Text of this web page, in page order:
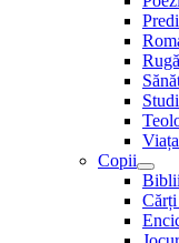
Copii